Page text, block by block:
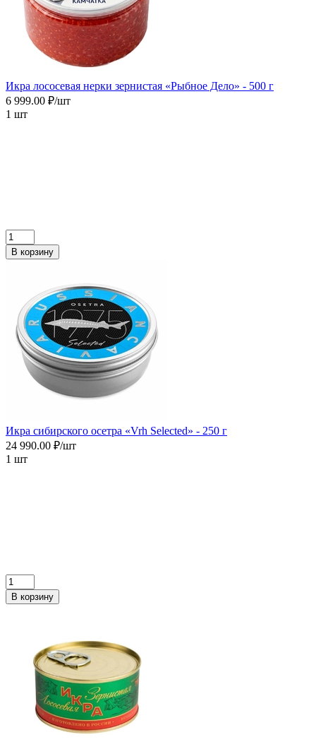
Икра лососевая нерки зернистая «Рыбное Дело» - 500 г
6 999.00 ₽/шт
1 шт
В корзину
Икра сибирского осетра «Vrh Selected» - 250 г
24 990.00 ₽/шт
1 шт
В корзину